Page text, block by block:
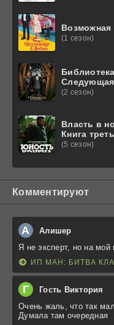
(1 сезон)
Следующая
(2 сезон)
Власть в
Книга
Кэнена
(5 сезон)
Комментируют
А Алишер
Я не эксперт, но на мой
ИП МАН: БИТВА
Г Гость Виктория
Очень жаль, что так
Думала там очередная